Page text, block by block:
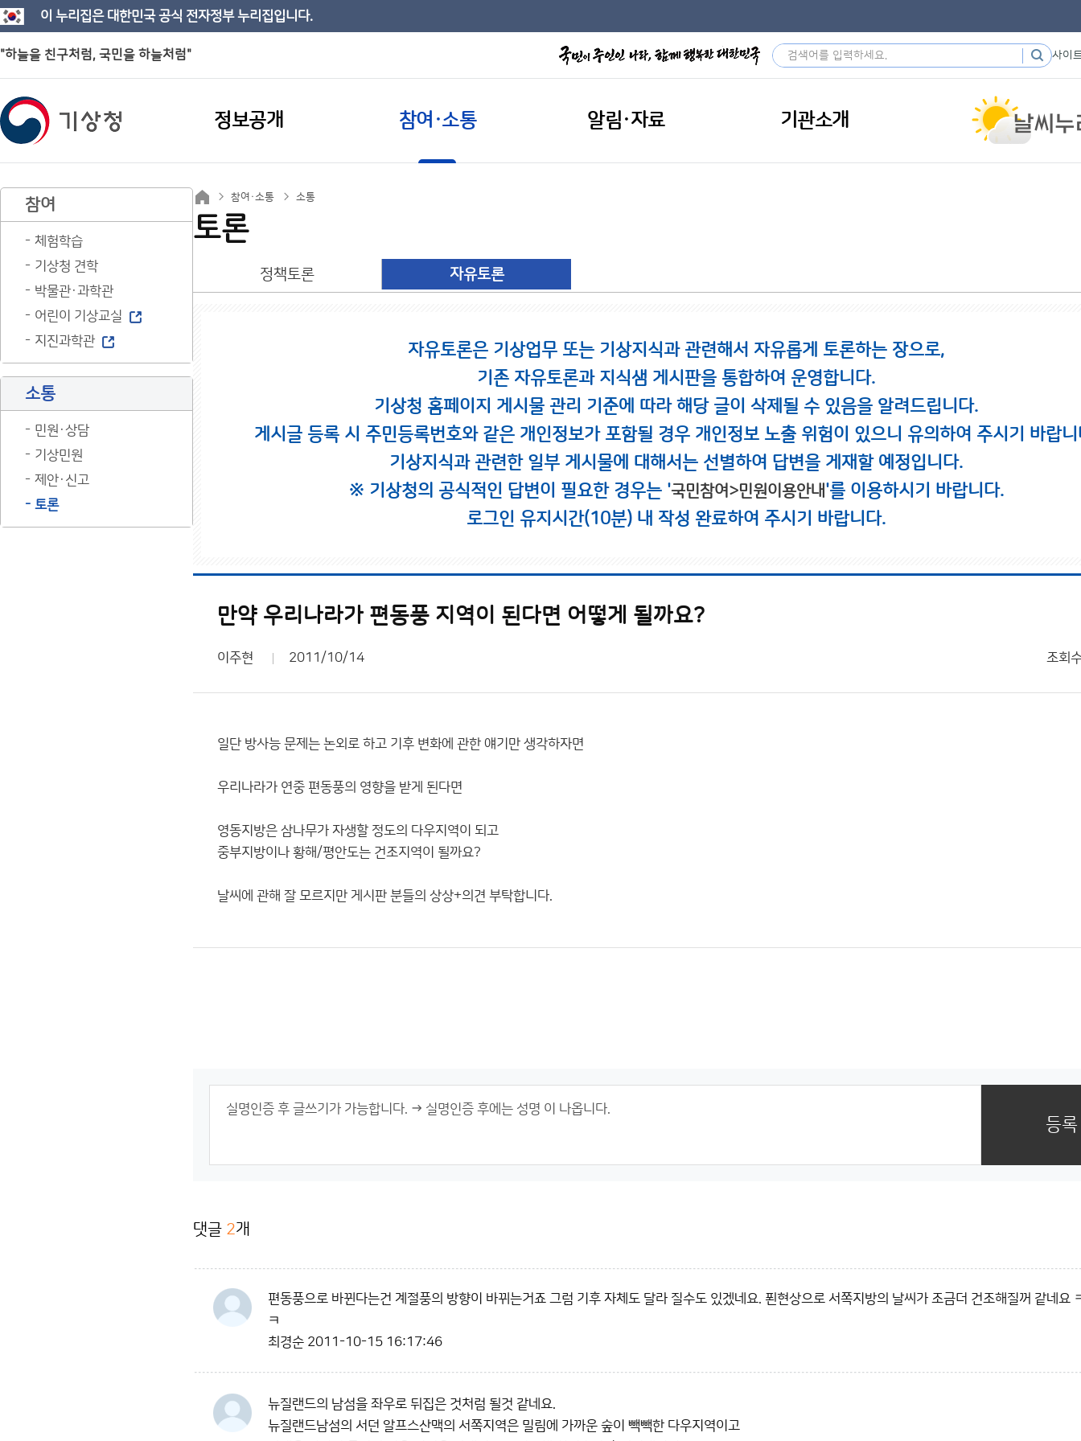
이 누리집은 대한민국 공식 전자정부 누리집입니다.
"하늘을 친구처럼, 국민을 하늘처럼" 사이
정보공개 참여·소통 알림·자료 기관소개
참여
체험학습
기상청 견학
박물관·과학관
어린이 기상교실
지진과학관
소통
민원·상담
기상민원
제안·신고
토론
참여·소통 소통
토론
정책토론 자유토론
자유토론은 기상업무 또는 기상지식과 관련해서 자유롭게 토론하는 장으로,
기존 자유토론과 지식샘 게시판을 통합하여 운영합니다.
기상청 홈페이지 게시물 관리 기준에 따라 해당 글이 삭제될 수 있음을 알려드립니다.
게시글 등록 시 주민등록번호와 같은 개인정보가 포함될 경우 개인정보 노출 위험이 있으니 유의하여 주시기 바랍니
기상지식과 관련한 일부 게시물에 대해서는 선별하여 답변을 게재할 예정입니다.
※ 기상청의 공식적인 답변이 필요한 경우는 '국민참여>민원이용안내'를 이용하시기 바랍니다.
로그인 유지시간(10분) 내 작성 완료하여 주시기 바랍니다.
만약 우리나라가 편동풍 지역이 된다면 어떻게 될까요?
이주현 2011/10/14 조회
일단 방사능 문제는 논외로 하고 기후 변화에 관한 얘기만 생각하자면
우리나라가 연중 편동풍의 영향을 받게 된다면
영동지방은 삼나무가 자생할 정도의 다우지역이 되고
중부지방이나 황해/평안도는 건조지역이 될까요?
날씨에 관해 잘 모르지만 게시판 분들의 상상+의견 부탁합니다.
등록
댓글 2개
편동풍으로 바뀐다는건 계절풍의 방향이 바뀌는거죠 그럼 기후 자체도 달라 질수도 있겠네요. 푄현상으로 서쪽지방의 날씨가 조금더 건조해질꺼 같네요
ㅋ
최경순 2011-10-15 16:17:46
뉴질랜드의 남섬을 좌우로 뒤집은 것처럼 될것 같네요.
뉴질랜드남섬의 서던 알프스산맥의 서쪽지역은 밀림에 가까운 숲이 빽빽한 다우지역이고